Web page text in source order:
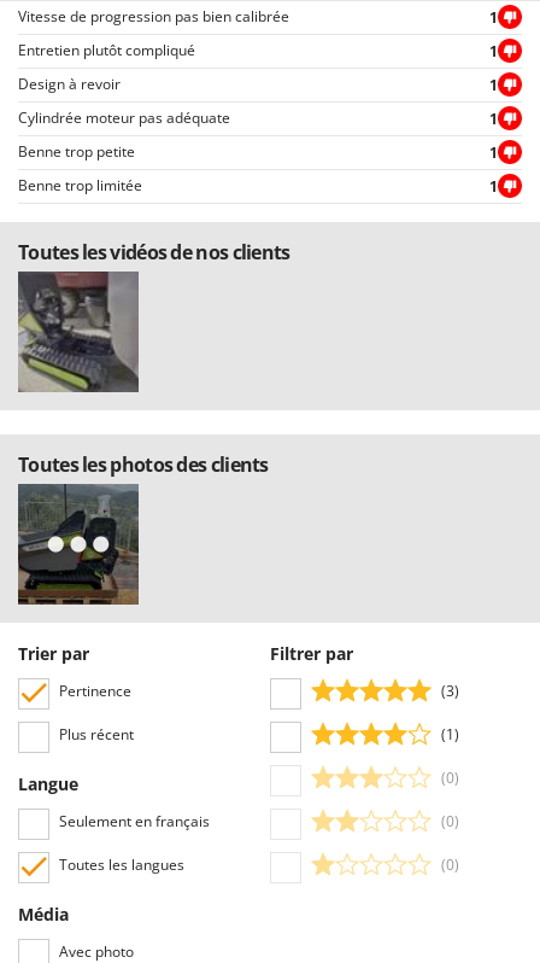
Vitesse de progression pas bien calibrée
1
Entretien plutôt compliqué
1
Design à revoir
1
Cylindrée moteur pas adéquate
1
Benne trop petite
1
Benne trop limitée
1
Toutes les vidéos de nos clients
Toutes les photos des clients
Trier par
Pertinence
Plus récent
Langue
Seulement en français
Toutes les langues
Média
Avec photo
Filtrer par
(3)
(1)
(0)
(0)
(0)